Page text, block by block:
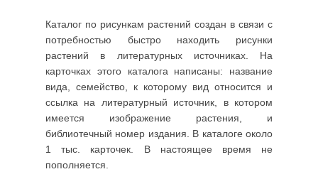
Каталог по рисункам растений создан в связи с
потребностью быстро находить рисунки
растений в литературных источниках. На
карточках этого каталога написаны: название
вида, семейство, к которому вид относится и
ссылка на литературный источник, в котором
имеется изображение растения, и
библиотечный номер издания. В каталоге около
1 тыс. карточек. В настоящее время не
пополняется.